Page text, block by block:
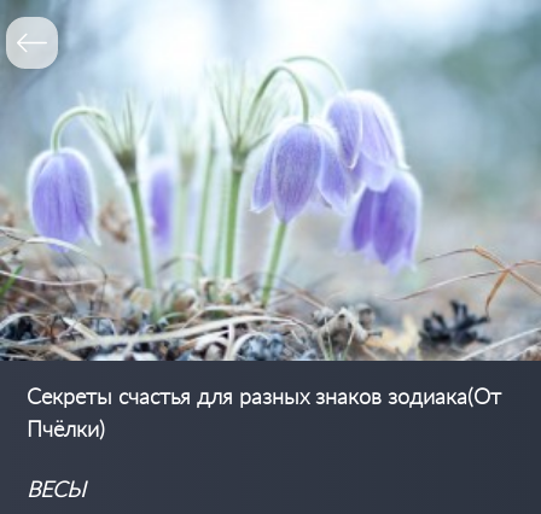
Секреты счастья для разных знаков зодиака(От
Пчёлки)
ВЕСЫ